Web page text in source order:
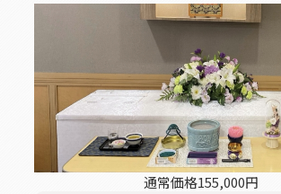
通常価格155,000円